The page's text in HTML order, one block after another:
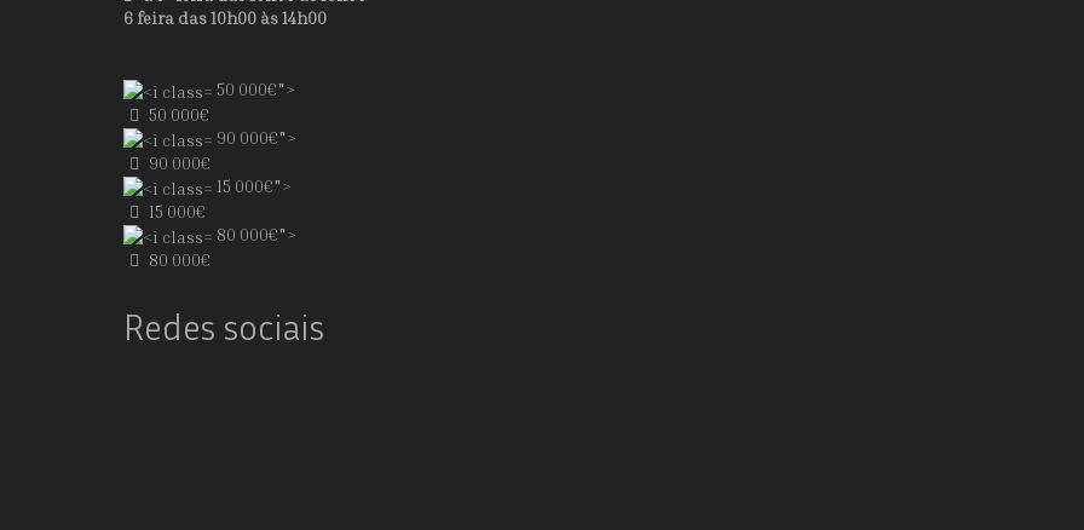
6 feira das 10h00 às 14h00
50 000€">
50 000€
90 000€">
90 000€
15 000€">
15 000€
80 000€">
80 000€
Redes sociais